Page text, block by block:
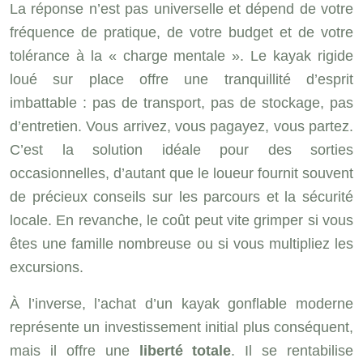
La réponse n’est pas universelle et dépend de votre
fréquence de pratique, de votre budget et de votre
tolérance à la « charge mentale ». Le kayak rigide
loué sur place offre une tranquillité d’esprit
imbattable : pas de transport, pas de stockage, pas
d’entretien. Vous arrivez, vous pagayez, vous partez.
C’est la solution idéale pour des sorties
occasionnelles, d’autant que le loueur fournit souvent
de précieux conseils sur les parcours et la sécurité
locale. En revanche, le coût peut vite grimper si vous
êtes une famille nombreuse ou si vous multipliez les
excursions.
À l’inverse, l’achat d’un kayak gonflable moderne
représente un investissement initial plus conséquent,
mais il offre une
liberté totale. Il se rentabilise